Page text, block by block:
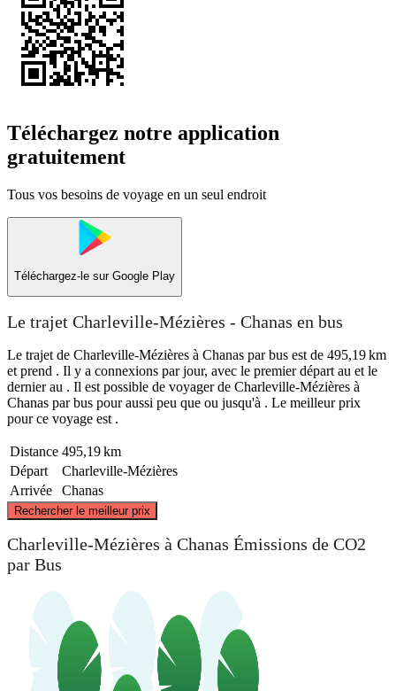
Téléchargez notre application
gratuitement
Tous vos besoins de voyage en un seul endroit
Téléchargez-le sur Google Play
Le trajet Charleville-Mézières - Chanas en bus
Le trajet de Charleville-Mézières à Chanas par bus est de 495,19 km
et prend . Il y a connexions par jour, avec le premier départ au et le
dernier au . Il est possible de voyager de Charleville-Mézières à
Chanas par bus pour aussi peu que ou jusqu'à . Le meilleur prix
pour ce voyage est .
Distance 495,19 km
Départ
Charleville-Mézières
Arrivée
Chanas
Rechercher le meilleur prix
Charleville-Mézières
Charleville-Mézières à Chanas Émissions de CO2
par Bus